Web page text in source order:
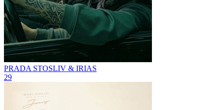
PRADA STOSLIV & IRIAS
29